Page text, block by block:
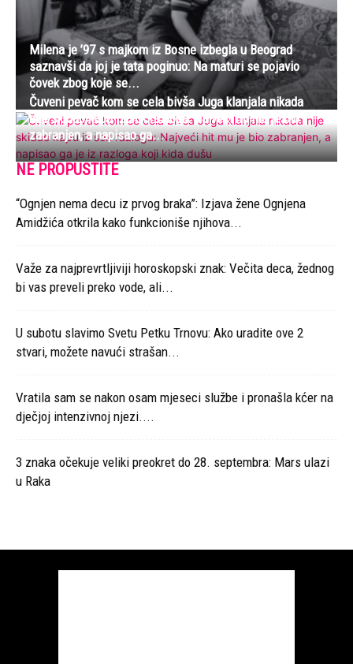
Milena je ’97 s majkom iz Bosne izbegla u Beograd
saznavši da joj je tata poginuo: Na maturi se pojavio
čovek zbog koje se...
Čuveni pevač kom se cela bivša Juga klanjala nikada
nije skidao kapu iz šok razloga: Najveći hit mu je bio
zabranjen, a napisao ga...
NE PROPUSTITE
“Ognjen nema decu iz prvog braka”: Izjava žene Ognjena
Amidžića otkrila kako funkcioniše njihova...
Važe za najprevrtljiviji horoskopski znak: Večita deca, žednog
bi vas preveli preko vode, ali...
U subotu slavimo Svetu Petku Trnovu: Ako uradite ove 2
stvari, možete navući strašan...
Vratila sam se nakon osam mjeseci službe i pronašla kćer na
dječjoj intenzivnoj njezi....
3 znaka očekuje veliki preokret do 28. septembra: Mars ulazi
u Raka